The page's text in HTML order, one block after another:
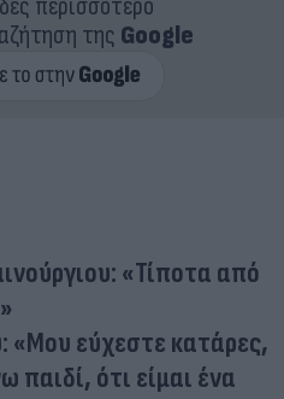
της Google
«Τίποτα από
«Μου εύχεστε κατάρες,
ότι είμαι ένα